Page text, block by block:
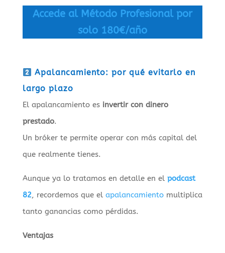
Accede al Método Profesional por
solo 180€/año
Apalancamiento: por qué evitarlo en
largo plazo
El apalancamiento es invertir con dinero
prestado.
Un bróker te permite operar con más capital del
que realmente tienes.
Aunque ya lo tratamos en detalle en el podcast
82, recordemos que el apalancamientomultiplica
tanto ganancias como pérdidas.
Ventajas